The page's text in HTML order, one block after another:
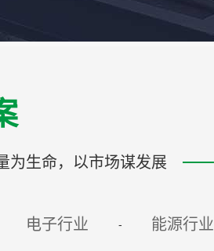
为生命，以市场谋发展
电子行业 能源行业